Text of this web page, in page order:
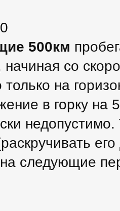
500км
начиная со
на
в горку на
следующие